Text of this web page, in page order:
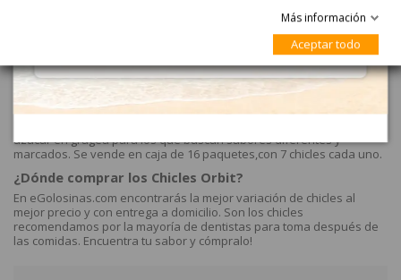
Chicles Orbit Refreshers Fresa Lima 16 cajitas de 7
chicles Sin Azúcar
azúcar en gragea para los que buscan sabores diferentes y
marcados. Se vende en caja de 16 paquetes,con 7 chicles cada uno.
¿Dónde comprar los Chicles Orbit?
En eGolosinas.com encontrarás la mejor variación de chicles al
mejor precio y con entrega a domicilio. Son los chicles
recomendamos por la mayoría de dentistas para toma después de
las comidas. Encuentra tu sabor y cómpralo!
Más información
Aceptar todo